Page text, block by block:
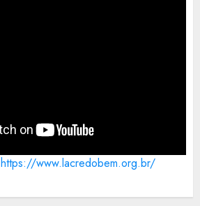
https://www.lacredobem.org.br/